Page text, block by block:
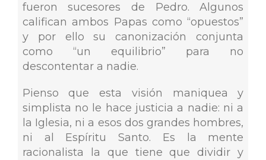
fueron sucesores de Pedro. Algunos
califican ambos Papas como “opuestos”
y por ello su canonización conjunta
como “un equilibrio” para no
descontentar a nadie.
Pienso que esta visión maniquea y
simplista no le hace justicia a nadie: ni a
la Iglesia, ni a esos dos grandes hombres,
ni al Espíritu Santo. Es la mente
racionalista la que tiene que dividir y